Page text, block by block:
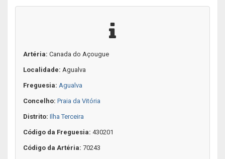
Artéria: Canada do Açougue
Localidade: Agualva
Freguesia: Agualva
Concelho: Praia da Vitória
Distrito: Ilha Terceira
Código da Freguesia: 430201
Código da Artéria: 70243